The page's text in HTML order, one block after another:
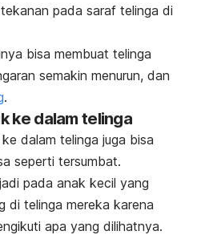
pada saraf telinga di
bisa membuat telinga
semakin menurun, dan
.
ke dalam telinga
dalam telinga juga bisa
seperti tersumbat.
pada anak kecil yang
di telinga mereka karena
apa yang dilihatnya.